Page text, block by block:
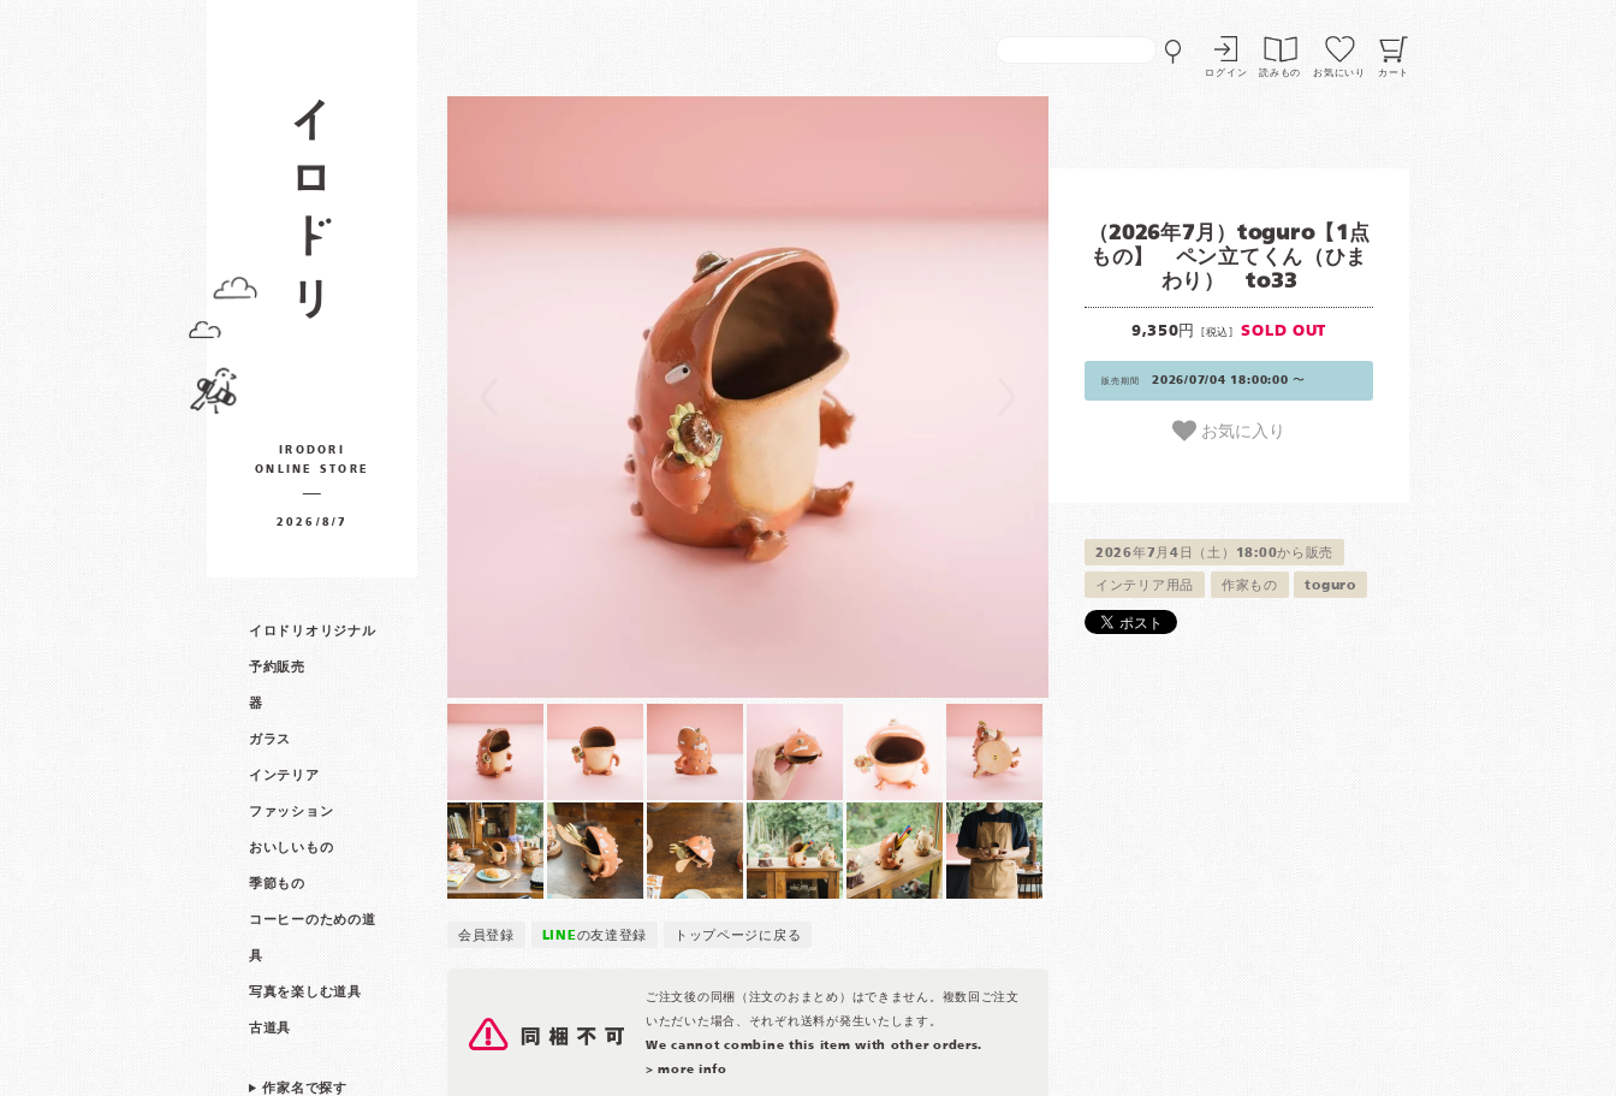
ログイン 読みもの お気にいり カート
IRODORI
ONLINE STORE
2026/8/7
イロドリオリジナル
予約販売
器
ガラス
インテリア
ファッション
おいしいもの
季節もの
コーヒーのための道
具
写真を楽しむ道具
古道具
作家名で探す
会員登録 LINEの友達登録 トップページに戻る
ご注文後の同梱（注文のおまとめ）はできません。複数回ご注文
いただいた場合、それぞれ送料が発生いたします。
We cannot combine this item with other orders.
> more info
（2026年7月）toguro【1点
もの】 ペン立てくん（ひま
わり） to33
9,350円 [税込] SOLD OUT
販売期間 2026/07/04 18:00:00 〜
お気に入り
2026年7月4日（土）18:00から販売
インテリア用品 作家もの toguro